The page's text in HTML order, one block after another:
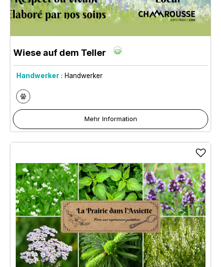
Wiese auf dem Teller
Handwerker : Handwerker
Mehr Information